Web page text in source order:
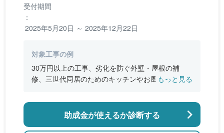
受付期間
：
2025年5月20日 ～ 2025年12月22日
対象工事の例
30万円以上の工事、劣化を防ぐ外壁・屋根の補
修、三世代同居のためのキッチンやお風呂の増
もっと見る
助成金が使えるか診断する